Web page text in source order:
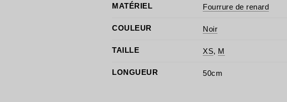
MATÉRIEL Fourrure de renard
COULEUR Noir
TAILLE XS, M
LONGUEUR 50cm